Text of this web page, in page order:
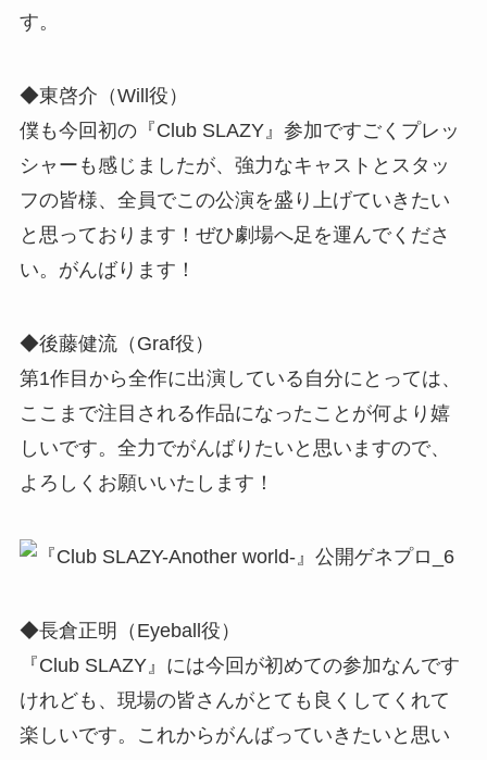
す。
◆東啓介（Will役）
僕も今回初の『Club SLAZY』参加ですごくプレッ
シャーも感じましたが、強力なキャストとスタッ
フの皆様、全員でこの公演を盛り上げていきたい
と思っております！ぜひ劇場へ足を運んでくださ
い。がんばります！
◆後藤健流（Graf役）
第1作目から全作に出演している自分にとっては、
ここまで注目される作品になったことが何より嬉
しいです。全力でがんばりたいと思いますので、
よろしくお願いいたします！
◆長倉正明（Eyeball役）
『Club SLAZY』には今回が初めての参加なんです
けれども、現場の皆さんがとても良くしてくれて
楽しいです。これからがんばっていきたいと思い